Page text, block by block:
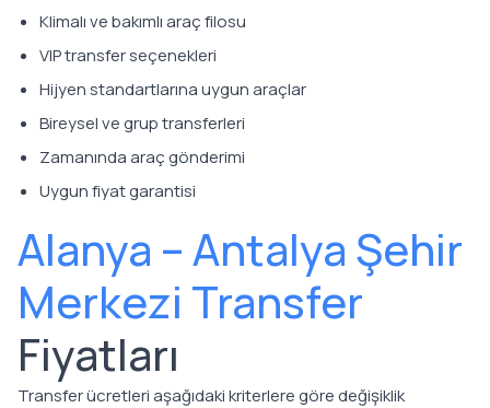
Klimalı ve bakımlı araç filosu
VIP transfer seçenekleri
Hijyen standartlarına uygun araçlar
Bireysel ve grup transferleri
Zamanında araç gönderimi
Uygun fiyat garantisi
Alanya – Antalya Şehir
Merkezi Transfer
Fiyatları
Transfer ücretleri aşağıdaki kriterlere göre değişiklik